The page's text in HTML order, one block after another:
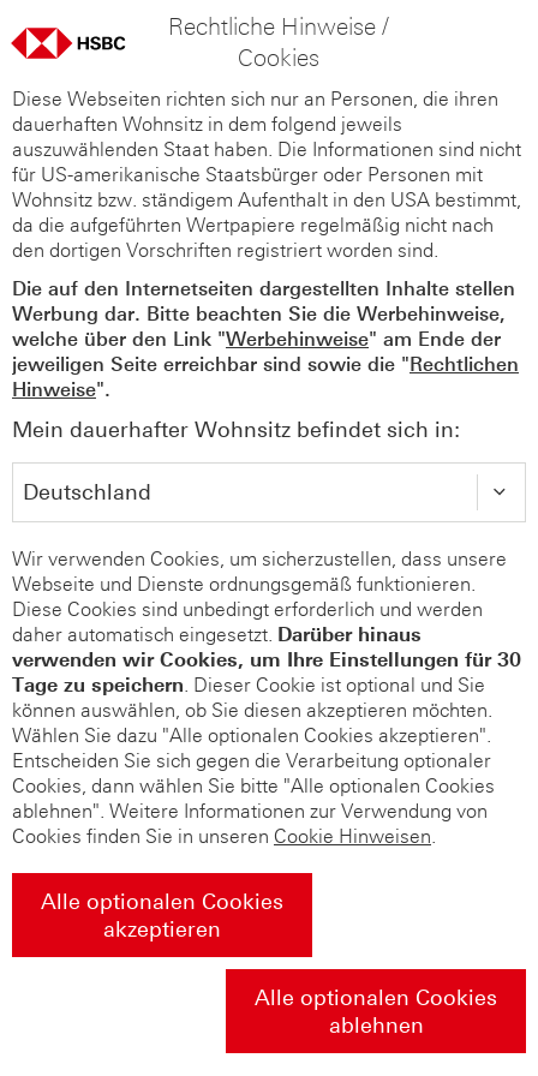
Rechtliche Hinweise /
Cookies
Diese Webseiten richten sich nur an Personen, die ihren
dauerhaften Wohnsitz in dem folgend jeweils
auszuwählenden Staat haben. Die Informationen sind nicht
für US-amerikanische Staatsbürger oder Personen mit
Wohnsitz bzw. ständigem Aufenthalt in den USA bestimmt,
da die aufgeführten Wertpapiere regelmäßig nicht nach
den dortigen Vorschriften registriert worden sind.
Die auf den Internetseiten dargestellten Inhalte stellen
Werbung dar. Bitte beachten Sie die Werbehinweise,
welche über den Link "Werbehinweise" am Ende der
jeweiligen Seite erreichbar sind sowie die "Rechtlichen
Hinweise".
Mein dauerhafter Wohnsitz befindet sich in:
Wir verwenden Cookies, um sicherzustellen, dass unsere
Webseite und Dienste ordnungsgemäß funktionieren.
Diese Cookies sind unbedingt erforderlich und werden
daher automatisch eingesetzt. Darüber hinaus
verwenden wir Cookies, um Ihre Einstellungen für 30
Tage zu speichern. Dieser Cookie ist optional und Sie
können auswählen, ob Sie diesen akzeptieren möchten.
Wählen Sie dazu "Alle optionalen Cookies akzeptieren".
Entscheiden Sie sich gegen die Verarbeitung optionaler
Cookies, dann wählen Sie bitte "Alle optionalen Cookies
ablehnen". Weitere Informationen zur Verwendung von
Cookies finden Sie in unseren Cookie Hinweisen.
Alle optionalen Cookies
akzeptieren
Alle optionalen Cookies
ablehnen